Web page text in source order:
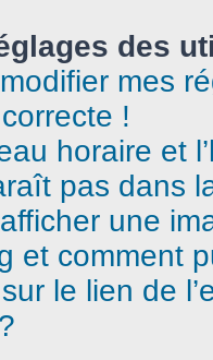
des
mes
!
horaire et
pas dans
une
et comment
le lien de